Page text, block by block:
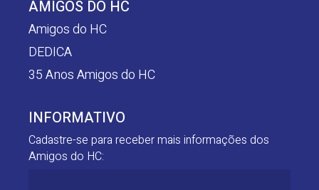
AMIGOS DO HC
Amigos do HC
DEDICA
35 Anos Amigos do HC
INFORMATIVO
Cadastre-se para receber mais informações dos
Amigos do HC: